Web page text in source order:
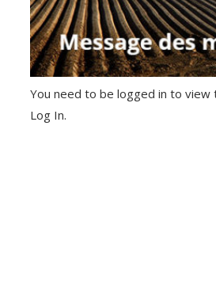
You need to be logged in to view
Log In.